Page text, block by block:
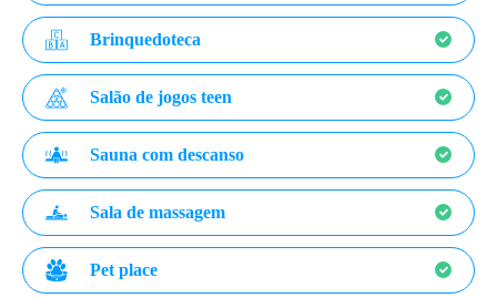
Brinquedoteca
Salão de jogos teen
Sauna com descanso
Sala de massagem
Pet place